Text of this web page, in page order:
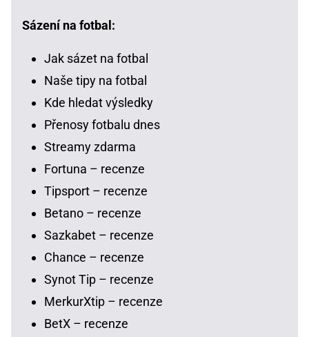
Sázení na fotbal:
Jak sázet na fotbal
Naše tipy na fotbal
Kde hledat výsledky
Přenosy fotbalu dnes
Streamy zdarma
Fortuna – recenze
Tipsport – recenze
Betano – recenze
Sazkabet – recenze
Chance – recenze
Synot Tip – recenze
MerkurXtip – recenze
BetX – recenze